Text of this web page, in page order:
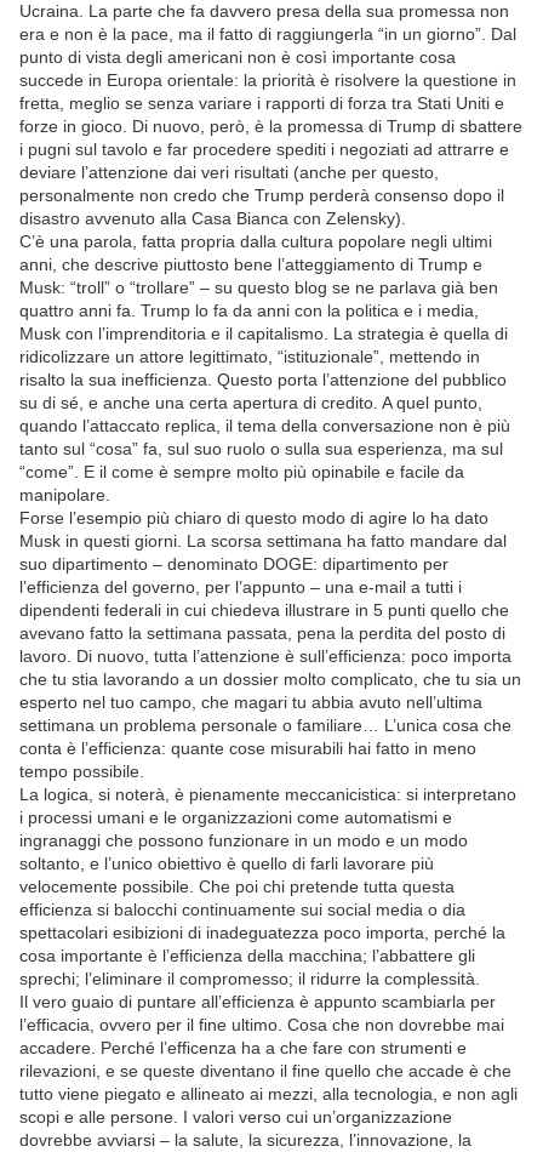
Ucraina. La parte che fa davvero presa della sua promessa non
era e non è la pace, ma il fatto di raggiungerla “in un giorno”. Dal
punto di vista degli americani non è così importante cosa
succede in Europa orientale: la priorità è risolvere la questione in
fretta, meglio se senza variare i rapporti di forza tra Stati Uniti e
forze in gioco. Di nuovo, però, è la promessa di Trump di sbattere
i pugni sul tavolo e far procedere spediti i negoziati ad attrarre e
deviare l’attenzione dai veri risultati (anche per questo,
personalmente non credo che Trump perderà consenso dopo il
disastro avvenuto alla Casa Bianca con Zelensky).
C’è una parola, fatta propria dalla cultura popolare negli ultimi
anni, che descrive piuttosto bene l’atteggiamento di Trump e
Musk: “troll” o “trollare” – su questo blog se ne parlava già ben
quattro anni fa. Trump lo fa da anni con la politica e i media,
Musk con l’imprenditoria e il capitalismo. La strategia è quella di
ridicolizzare un attore legittimato, “istituzionale”, mettendo in
risalto la sua inefficienza. Questo porta l’attenzione del pubblico
su di sé, e anche una certa apertura di credito. A quel punto,
quando l’attaccato replica, il tema della conversazione non è più
tanto sul “cosa” fa, sul suo ruolo o sulla sua esperienza, ma sul
“come”. E il come è sempre molto più opinabile e facile da
manipolare.
Forse l’esempio più chiaro di questo modo di agire lo ha dato
Musk in questi giorni. La scorsa settimana ha fatto mandare dal
suo dipartimento – denominato DOGE: dipartimento per
l’efficienza del governo, per l’appunto – una e-mail a tutti i
dipendenti federali in cui chiedeva illustrare in 5 punti quello che
avevano fatto la settimana passata, pena la perdita del posto di
lavoro. Di nuovo, tutta l’attenzione è sull’efficienza: poco importa
che tu stia lavorando a un dossier molto complicato, che tu sia un
esperto nel tuo campo, che magari tu abbia avuto nell’ultima
settimana un problema personale o familiare… L’unica cosa che
conta è l’efficienza: quante cose misurabili hai fatto in meno
tempo possibile.
La logica, si noterà, è pienamente meccanicistica: si interpretano
i processi umani e le organizzazioni come automatismi e
ingranaggi che possono funzionare in un modo e un modo
soltanto, e l’unico obiettivo è quello di farli lavorare più
velocemente possibile. Che poi chi pretende tutta questa
efficienza si balocchi continuamente sui social media o dia
spettacolari esibizioni di inadeguatezza poco importa, perché la
cosa importante è l’efficienza della macchina; l’abbattere gli
sprechi; l’eliminare il compromesso; il ridurre la complessità.
Il vero guaio di puntare all’efficienza è appunto scambiarla per
l’efficacia, ovvero per il fine ultimo. Cosa che non dovrebbe mai
accadere. Perché l’efficenza ha a che fare con strumenti e
rilevazioni, e se queste diventano il fine quello che accade è che
tutto viene piegato e allineato ai mezzi, alla tecnologia, e non agli
scopi e alle persone. I valori verso cui un’organizzazione
dovrebbe avviarsi – la salute, la sicurezza, l’innovazione, la